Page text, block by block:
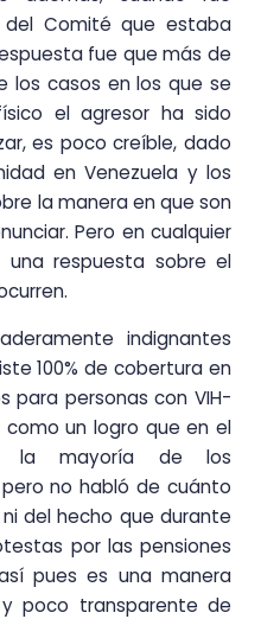
Comité que estaba
fue que más de
los casos en los que se
el agresor ha sido
es poco creíble, dado
en Venezuela y los
la manera en que son
Pero en cualquier
respuesta sobre el
indignantes
100% de cobertura en
para personas con VIH-
como un logro que en el
la mayoría de los
no habló de cuánto
del hecho que durante
por las pensiones
pues es una manera
poco transparente de